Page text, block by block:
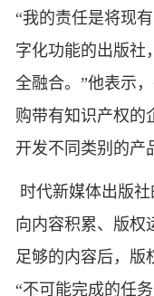
“我的责任是将现
字化功能的出版社
全融合。”他表示
购带有知识产权的
开发不同类别的产
时代新媒体出版
向内容积累、版权
足够的内容后，版
“不可能完成的任